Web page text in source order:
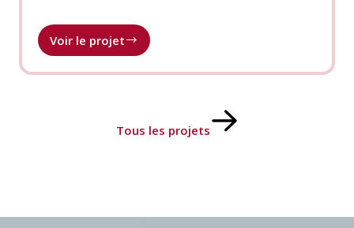
Voir le projet
Fabriques
explorer
socialeTous les projets